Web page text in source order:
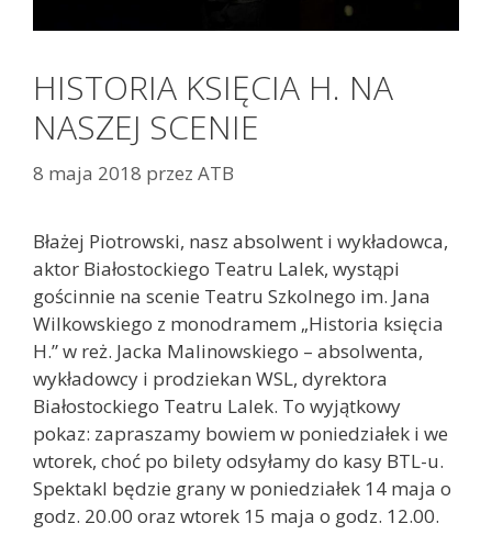
HISTORIA KSIĘCIA H. NA
NASZEJ SCENIE
8 maja 2018 przez ATB
Błażej Piotrowski, nasz absolwent i wykładowca,
aktor Białostockiego Teatru Lalek, wystąpi
gościnnie na scenie Teatru Szkolnego im. Jana
Wilkowskiego z monodramem „Historia księcia
H.” w reż. Jacka Malinowskiego – absolwenta,
wykładowcy i prodziekan WSL, dyrektora
Białostockiego Teatru Lalek. To wyjątkowy
pokaz: zapraszamy bowiem w poniedziałek i we
wtorek, choć po bilety odsyłamy do kasy BTL-u.
Spektakl będzie grany w poniedziałek 14 maja o
godz. 20.00 oraz wtorek 15 maja o godz. 12.00.